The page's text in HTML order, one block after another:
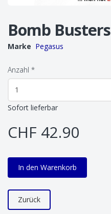
Bomb Busters
Marke Pegasus
Anzahl *
Sofort lieferbar
CHF 42.90
In den Warenkorb
Zurück